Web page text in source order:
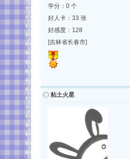
学分：0 个
好人卡：33 张
好感度：128
[吉林省长春市]
粘土火星